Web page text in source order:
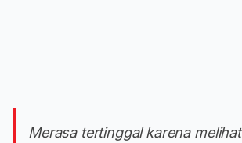
Merasa tertinggal karena